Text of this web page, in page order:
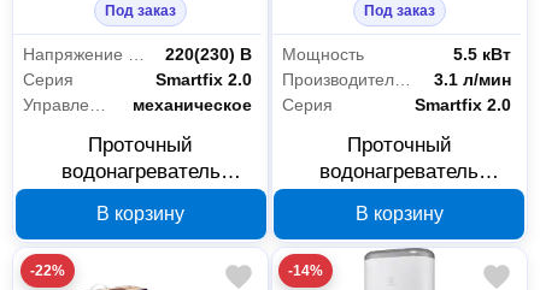
Под заказ
220(230) В
Серия
Smartfix 2.0
механическое
Проточный
водонагреватель
TS 3.5 кВт кран+душ,
арт. 1017848
В корзину
Под заказ
Мощность
5.5 кВт
Производительность
3.1 л/мин
Серия
Smartfix 2.0
Проточный
водонагреватель
5.5 кВт душ, арт.
1017849
В корзину
-22% -14%